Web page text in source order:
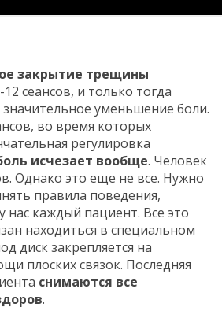
закрытие трещины
сеансов, и только тогда
значительное уменьшение боли.
во время которых
регулировка
исчезает вообще. Человек
Однако это еще не все. Нужно
правила поведения,
нас каждый пациент. Все это
находиться в специальном
диск закрепляется на
плоских связок. Последняя
снимаются все
.